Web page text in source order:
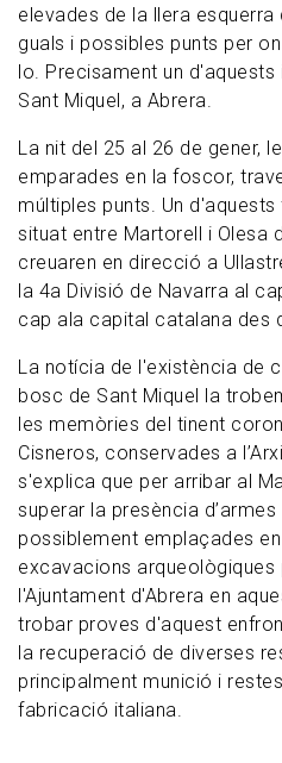
elevades de la llera
guals i possibles punts per
lo. Precisament un
Sant Miquel, a Abrera.
La nit del 25 al 26 de gener,
emparades en la foscor,
múltiples punts. Un
situat entre Martorell i Olesa
creuaren en direcció a
la 4a Divisió de Navarra al
cap ala capital catalana des
La notícia de l'existència de
bosc de Sant Miquel la
les memòries del tinent
Cisneros, conservades a
s'explica que per arribar al
superar la presència
possiblement emplaçades
excavacions
l'Ajuntament d'Abrera en
trobar proves d'aquest
la recuperació de diverses
principalment munició i
fabricació italiana.